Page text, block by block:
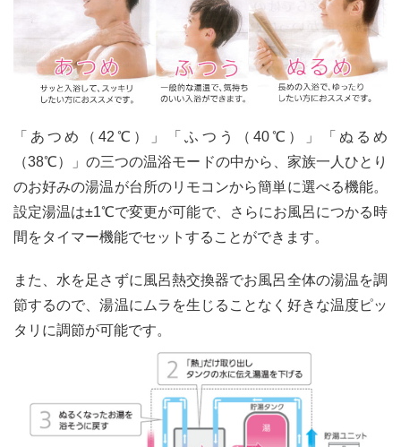
「あつめ（42℃）」「ふつう（40℃）」「ぬるめ
（38℃）」の三つの温浴モードの中から、家族一人ひとり
のお好みの湯温が台所のリモコンから簡単に選べる機能。
設定湯温は±1℃で変更が可能で、さらにお風呂につかる時
間をタイマー機能でセットすることができます。
また、水を足さずに風呂熱交換器でお風呂全体の湯温を調
節するので、湯温にムラを生じることなく好きな温度ピッ
タリに調節が可能です。